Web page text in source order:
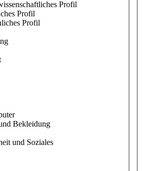
Profil
Profil
Profil
Bekleidung
und Soziales